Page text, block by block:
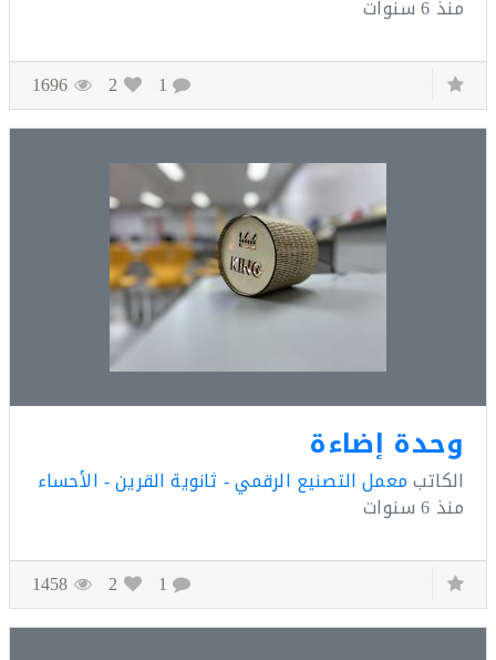
2
1696
إضاءة
معمل التصنيع الرقمي - ثانوية القرين - الأحساء
2
1458